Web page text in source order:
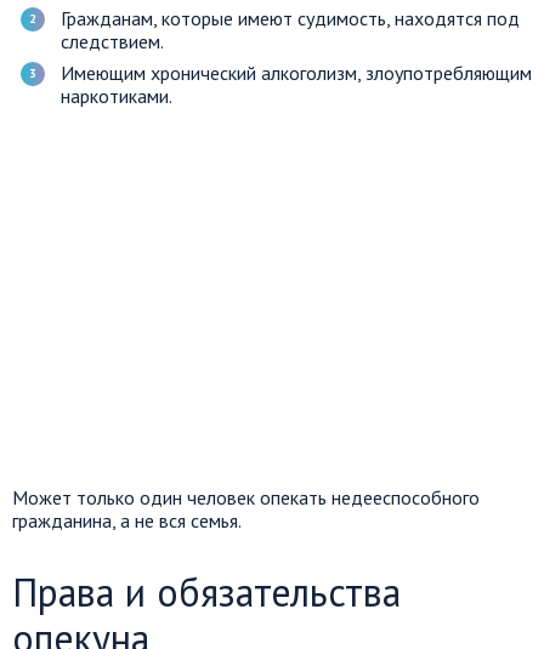
Гражданам, которые имеют судимость, находятся под
следствием.
Имеющим хронический алкоголизм, злоупотребляющим
наркотиками.
Может только один человек опекать недееспособного
гражданина, а не вся семья.
Права и обязательства
опекуна